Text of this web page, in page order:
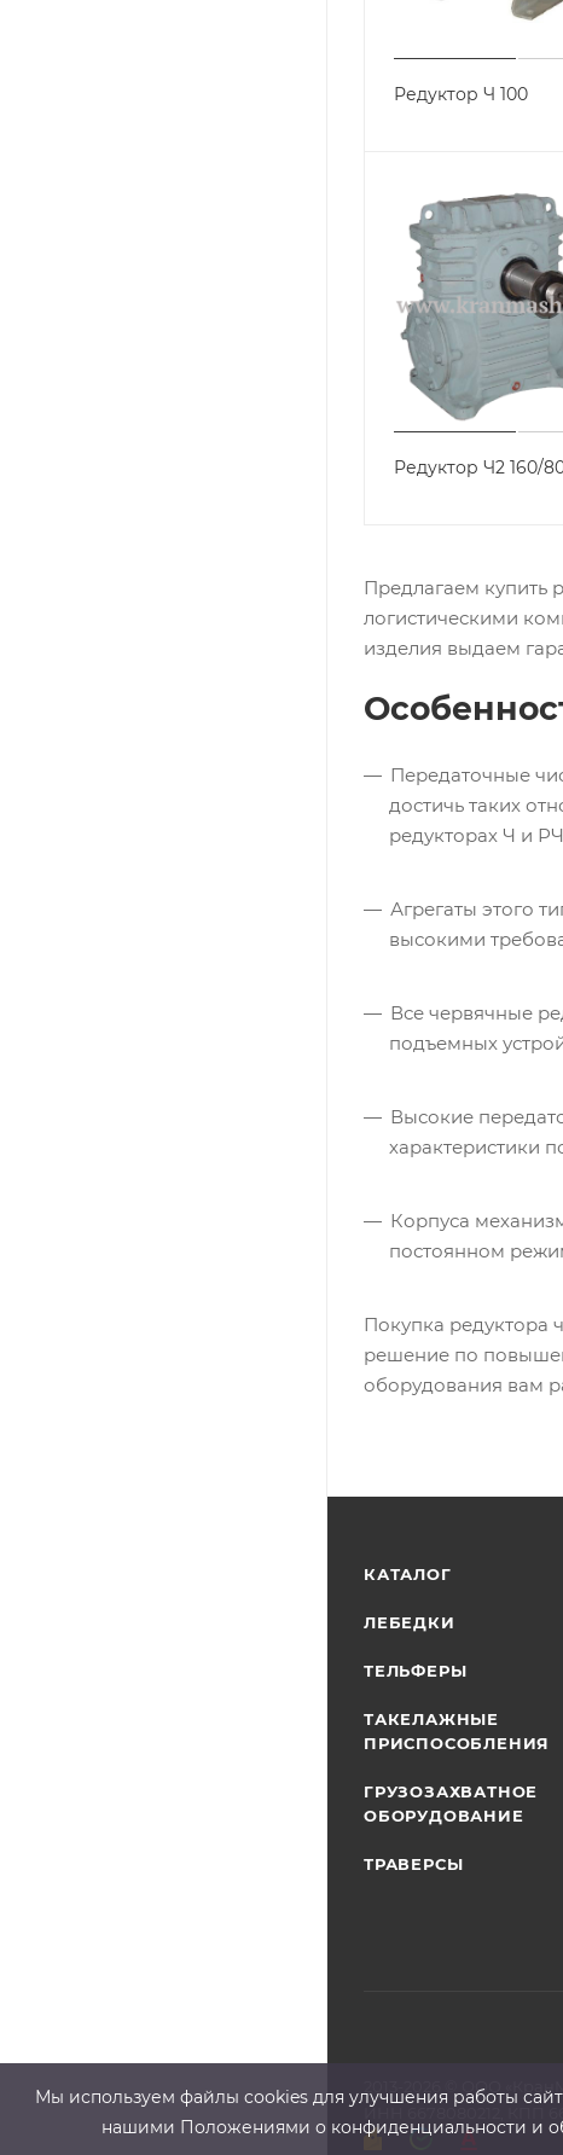
Редуктор Ч 100
Редуктор Ч2 160/
Предлагаем купить
логистическими
изделия выдаем
Передаточные
достичь таких
редукторах Ч и
Агрегаты этого
высокими
Все червячные
подъемных
Высокие
характеристики
Корпуса
постоянном
Покупка редуктора
решение по
оборудования вам
КАТАЛОГ
ЛЕБЕДКИ
ТЕЛЬФЕРЫ
ТАКЕЛАЖНЫЕ
ПРИСПОСОБЛЕНИЯ
ГРУЗОЗАХВАТНОЕ
ОБОРУДОВАНИЕ
ТРАВЕРСЫ
ООО
ИНН 6678080212, КПП
Мы используем файлы cооkies для улучшения работы
нашими Положениями о конфиденциальности и